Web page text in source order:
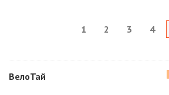
1 2 3 4
ВелоТай